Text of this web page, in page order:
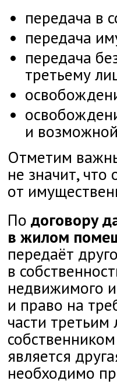
передача в
передача
передача
третьему
и
Отметим
не значит,
от
По договору
в жилом
передаёт
в
недвижимого
и право на
части третьим
является
необходимо